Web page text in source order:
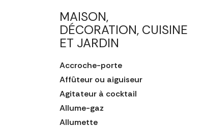
MAISON,
DÉCORATION, CUISINE
ET JARDIN
Accroche-porte
Affûteur ou aiguiseur
Agitateur à cocktail
Allume-gaz
Allumette